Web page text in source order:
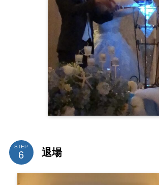
STEP 退場